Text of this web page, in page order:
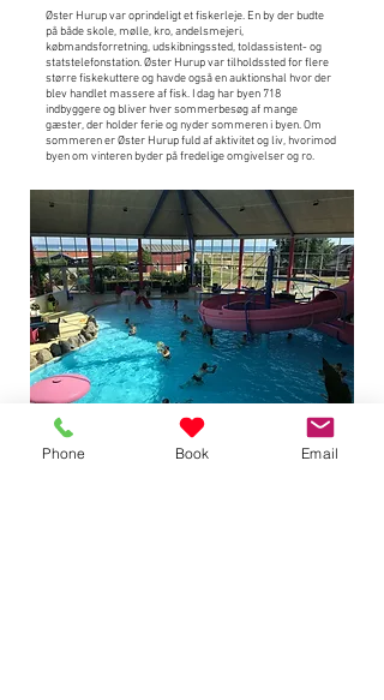
Øster Hurup var oprindeligt et fiskerleje. En by der budte
på både skole, mølle, kro, andelsmejeri,
købmandsforretning, udskibningssted, toldassistent- og
statstelefonstation. Øster Hurup var tilholdssted for flere
større fiskekuttere og havde også en auktionshal hvor der
blev handlet massere af fisk. I dag har byen 718
indbyggere og bliver hver sommerbesøg af mange
gæster, der holder ferie og nyder sommeren i byen. Om
sommeren er Øster Hurup fuld af aktivitet og liv, hvorimod
byen om vinteren byder på fredelige omgivelser og ro.
Phone Book Email